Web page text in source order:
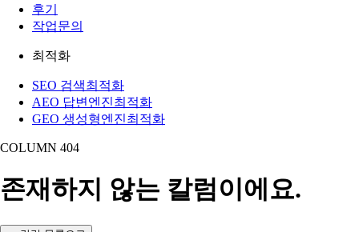
후기
작업문의
최적화
SEO 검색최적화
AEO 답변엔진최적화
GEO 생성형엔진최적화
COLUMN 404
존재하지 않는 칼럼이에요.